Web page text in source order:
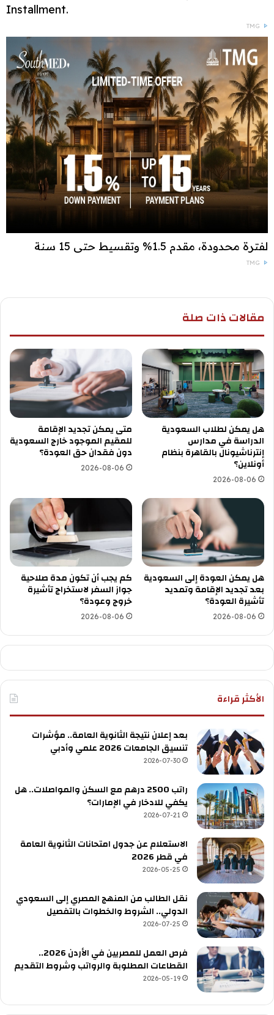
Installment.
TMG
لفترة محدودة، مقدم 1.5% وتقسيط حتى 15 سنة
TMG
مقالات ذات صلة
هل يمكن لطلاب السعودية
الدراسة في مدارس
إنترناشيونال بالقاهرة بنظام
أونلاين؟
2026-08-06
متى يمكن تجديد الإقامة
للمقيم الموجود خارج السعودية
دون فقدان حق العودة؟
2026-08-06
هل يمكن العودة إلى السعودية
بعد تجديد الإقامة وتمديد
تأشيرة العودة؟
2026-08-06
كم يجب أن تكون مدة صلاحية
جواز السفر لاستخراج تأشيرة
خروج وعودة؟
2026-08-06
الأكثر قراءة
بعد إعلان نتيجة الثانوية العامة.. مؤشرات
تنسيق الجامعات 2026 علمي وأدبي
2026-07-30
راتب 2500 درهم مع السكن والمواصلات.. هل
يكفي للادخار في الإمارات؟
2026-07-21
الاستعلام عن جدول امتحانات الثانوية العامة
في قطر 2026
2026-05-25
نقل الطالب من المنهج المصري إلى السعودي
الدولي.. الشروط والخطوات بالتفصيل
2026-07-25
فرص العمل للمصريين في الأردن 2026..
القطاعات المطلوبة والرواتب وشروط التقديم
2026-05-19